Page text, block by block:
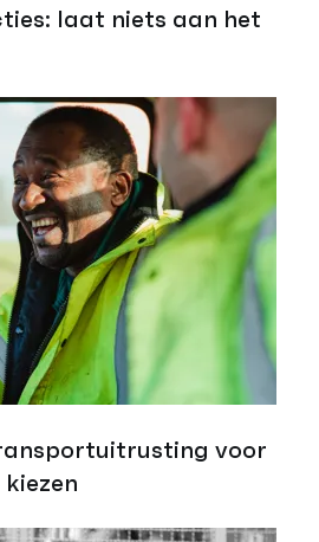
laat niets aan het
voor